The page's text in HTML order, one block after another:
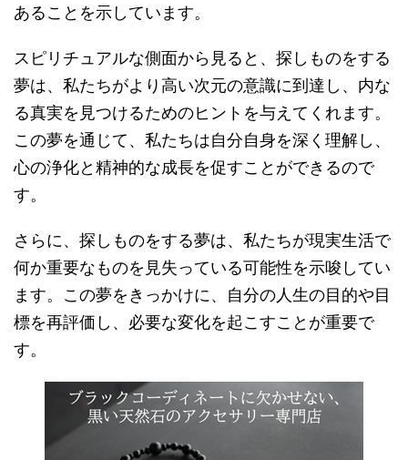
あることを示しています。
スピリチュアルな側面から見ると、探しものをする
夢は、私たちがより高い次元の意識に到達し、内な
る真実を見つけるためのヒントを与えてくれます。
この夢を通じて、私たちは自分自身を深く理解し、
心の浄化と精神的な成長を促すことができるので
す。
さらに、探しものをする夢は、私たちが現実生活で
何か重要なものを見失っている可能性を示唆してい
ます。この夢をきっかけに、自分の人生の目的や目
標を再評価し、必要な変化を起こすことが重要で
す。